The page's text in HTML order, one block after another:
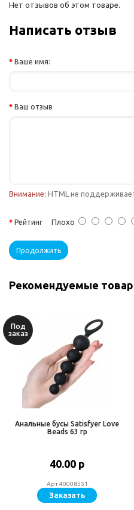
Нет отзывов об этом товаре.
Написать отзыв
Ваше имя:
Ваш отзыв
Внимание: HTML не
Рейтинг Плохо
Продолжить
Рекомендуемые
Под
заказ
Анальные бусы Satisfyer Love
Beads 63 гр
40.00 р
Арт.40008551
Заказать